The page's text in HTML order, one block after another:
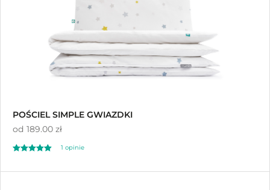
POŚCIEL SIMPLE GWIAZDKI
od 189.00 zł
1 opinie